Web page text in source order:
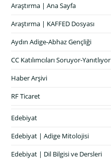
Araştırma | Ana Sayfa
Araştırma | KAFFED Dosyası
Aydın Adige-Abhaz Gençliği
CC Katılımcıları Soruyor-Yanıtlıyor
Haber Arşivi
RF Ticaret
Edebiyat
Edebiyat | Adige Mitolojisi
Edebiyat | Dil Bilgisi ve Dersleri